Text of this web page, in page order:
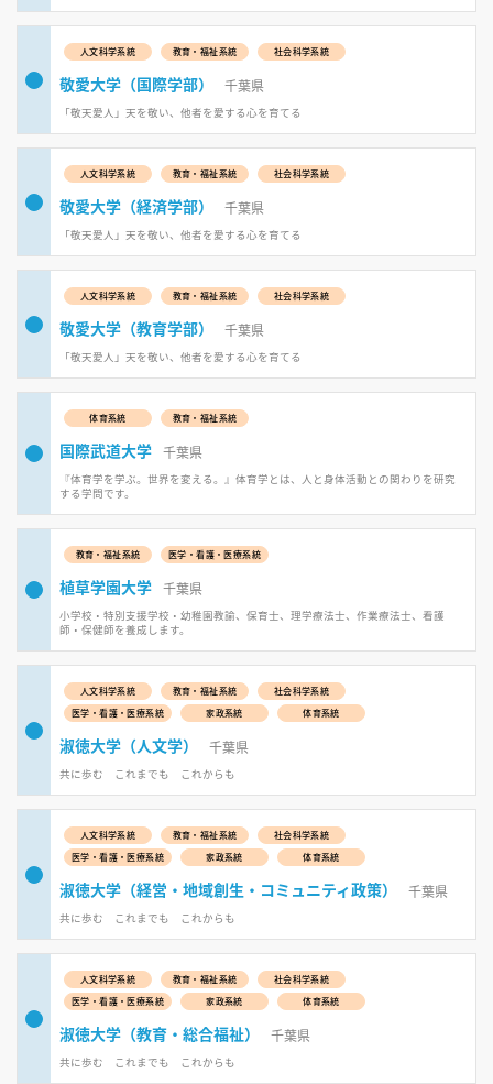
人文科学系統 教育・福祉系統 社会科学系統
敬愛大学（国際学部） 千葉県
「敬天愛人」天を敬い、他者を愛する心を育てる
人文科学系統 教育・福祉系統 社会科学系統
敬愛大学（経済学部） 千葉県
「敬天愛人」天を敬い、他者を愛する心を育てる
人文科学系統 教育・福祉系統 社会科学系統
敬愛大学（教育学部） 千葉県
「敬天愛人」天を敬い、他者を愛する心を育てる
体育系統 教育・福祉系統
国際武道大学 千葉県
『体育学を学ぶ。世界を変える。』体育学とは、人と身体活動との関わりを研究
する学問です。
教育・福祉系統 医学・看護・医療系統
植草学園大学 千葉県
小学校・特別支援学校・幼稚園教諭、保育士、理学療法士、作業療法士、看護
師・保健師を養成します。
人文科学系統 教育・福祉系統
社会科学系統
医学・看護・医療系統
家政系統 体育系統
淑徳大学（人文学） 千葉県
共に歩む これまでも これからも
人文科学系統 教育・福祉系統
社会科学系統
医学・看護・医療系統
家政系統 体育系統
淑徳大学（経営・地域創生・コミュニティ政策） 千葉県
共に歩む これまでも これからも
人文科学系統 教育・福祉系統
社会科学系統
医学・看護・医療系統
家政系統 体育系統
淑徳大学（教育・総合福祉） 千葉県
共に歩む これまでも これからも